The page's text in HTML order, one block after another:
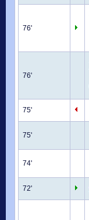
76'
76'
75'
75'
74'
72'